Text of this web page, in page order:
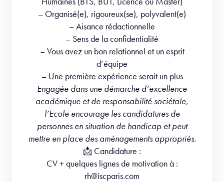
– Organisé(e), rigoureux(se), polyvalent(e)
– Aisance rédactionnelle
– Sens de la confidentialité
– Vous avez un bon relationnel et un esprit
d’équipe
– Une première expérience serait un plus
Engagée dans une démarche d’excellence
académique et de responsabilité sociétale,
l’Ecole encourage les candidatures de
personnes en situation de handicap et peut
mettre en place des aménagements appropriés.
📩 Candidature :
CV + quelques lignes de motivation à :
rh@iscparis.com